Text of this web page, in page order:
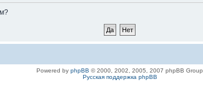
Powered by phpBB © 2000, 2002, 2005, 2007 phpBB Group
Русская поддержка phpBB